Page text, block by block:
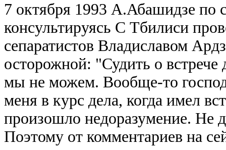
7 октября 1993 А.Абашидзе по
консультируясь С Тбилиси
сепаратистов Владиславом
осторожной: "Судить о
мы не можем. Вообще-то
меня в курс дела, когда имел
произошло недоразумение. Не
Поэтому от комментариев на